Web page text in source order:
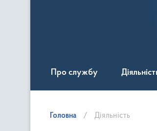
Про службу
Головна Діяльність